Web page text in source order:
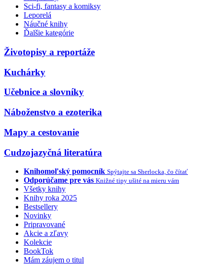
Sci-fi, fantasy a komiksy
Leporelá
Náučné knihy
Ďalšie kategórie
Životopisy a reportáže
Kuchárky
Učebnice a slovníky
Náboženstvo a ezoterika
Mapy a cestovanie
Cudzojazyčná literatúra
Knihomoľský pomocník Spýtajte sa Sherlocka, čo čítať
Odporúčame pre vás Knižné tipy ušité na mieru vám
Všetky knihy
Knihy roka 2025
Bestsellery
Novinky
Pripravované
Akcie a zľavy
Kolekcie
BookTok
Mám záujem o titul